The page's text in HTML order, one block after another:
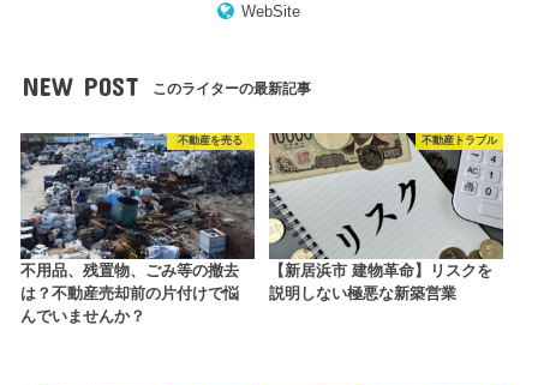
WebSite
NEW POST このライターの最新記事
不動産を売る
不用品、残置物、ごみ等の撤去
は？不動産売却前の片付けで悩
んでいませんか？
不動産トラブル
【新居浜市 建物革命】リスクを
説明しない極悪な新築営業